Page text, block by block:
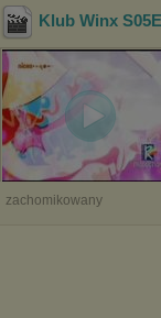
Klub Winx
zachomikowany